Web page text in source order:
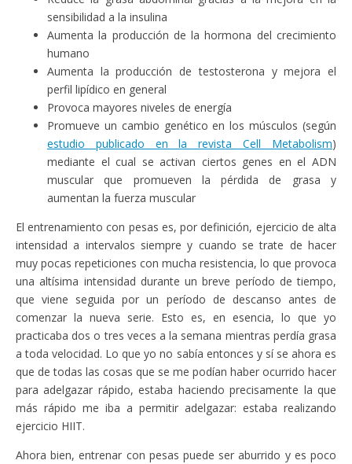
sensibilidad a la insulina
Aumenta la producción de la hormona del crecimiento
humano
Aumenta la producción de testosterona y mejora el
perfil lipídico en general
Provoca mayores niveles de energía
Promueve un cambio genético en los músculos (según
estudio publicado en la revista Cell Metabolism)
mediante el cual se activan ciertos genes en el ADN
muscular que promueven la pérdida de grasa y
aumentan la fuerza muscular
El entrenamiento con pesas es, por definición, ejercicio de alta
intensidad a intervalos siempre y cuando se trate de hacer
muy pocas repeticiones con mucha resistencia, lo que provoca
una altísima intensidad durante un breve período de tiempo,
que viene seguida por un período de descanso antes de
comenzar la nueva serie. Esto es, en esencia, lo que yo
practicaba dos o tres veces a la semana mientras perdía grasa
a toda velocidad. Lo que yo no sabía entonces y sí se ahora es
que de todas las cosas que se me podían haber ocurrido hacer
para adelgazar rápido, estaba haciendo precisamente la que
más rápido me iba a permitir adelgazar: estaba realizando
ejercicio HIIT.
Ahora bien, entrenar con pesas puede ser aburrido y es poco